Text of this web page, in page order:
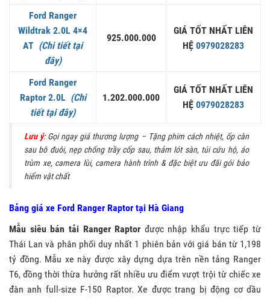
Ford Ranger
Wildtrak 2.0L 4×4
AT (Chi tiết tại
đây)
925.000.000
GIÁ TỐT NHẤT LIÊN
HỆ 0979028283
Ford Ranger
Raptor 2.0L (Chi
tiết tại đây)
1.202.000.000
GIÁ TỐT NHẤT LIÊN
HỆ 0979028283
Lưu ý: Gọi ngay giá thương lượng – Tặng phim cách nhiệt, ốp càn
sau bô đuôi, nẹp chống trầy cốp sau, thảm lót sàn, túi cứu hộ, áo
trùm xe, camera lùi, camera hành trình & đặc biệt ưu đãi gói bảo
hiểm vật chất
Bảng giá xe Ford Ranger Raptor tại Hà Giang
Mẫu siêu bán tải Ranger Raptor được nhập khẩu trực tiếp từ
Thái Lan và phân phối duy nhất 1 phiên bản với giá bán từ 1,198
tỷ đồng. Mẫu xe này được xây dựng dựa trên nền tảng Ranger
T6, đồng thời thừa hưởng rất nhiều ưu điểm vượt trội từ chiếc xe
đàn anh full-size F-150 Raptor. Xe được trang bị động cơ dầu